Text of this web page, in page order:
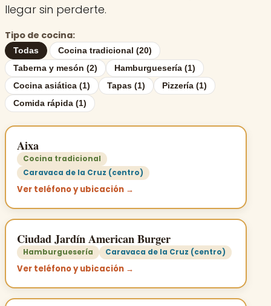
llegar sin perderte.
Tipo de cocina:
Todas
Cocina tradicional (20)
Taberna y mesón (2)
Hamburguesería (1)
Cocina asiática (1)
Tapas (1)
Pizzería (1)
Comida rápida (1)
Aixa
Cocina tradicional
Caravaca de la Cruz (centro)
Ver teléfono y ubicación →
Ciudad Jardín American Burger
Hamburguesería Caravaca de la Cruz (centro)
Ver teléfono y ubicación →